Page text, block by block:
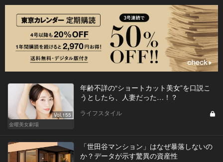
Vol.155
金曜美女劇場
年齢不詳の“ショートカット美女”を口説こ
うとしたら、人妻だった…！？
ライフスタイル
「世田谷マンション」はなぜ暴落しないの
か？データが示す驚異の資産性